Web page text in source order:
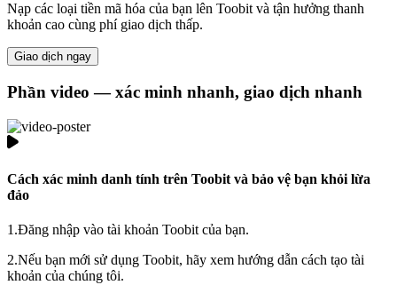
Nạp các loại tiền mã hóa của bạn lên Toobit và tận hưởng thanh
khoản cao cùng phí giao dịch thấp.
Giao dịch ngay
Phần video — xác minh nhanh, giao dịch nhanh
Cách xác minh danh tính trên Toobit và bảo vệ bạn khỏi lừa
đảo
1.Đăng nhập vào tài khoản Toobit của bạn.
2.Nếu bạn mới sử dụng Toobit, hãy xem hướng dẫn cách tạo tài
khoản của chúng tôi.